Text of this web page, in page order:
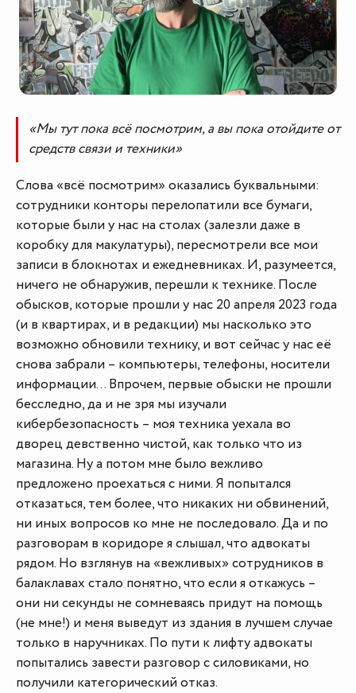
«Мы тут пока всё посмотрим, а вы пока отойдите от
средств связи и техники»
Слова «всё посмотрим» оказались буквальными:
сотрудники конторы перелопатили все бумаги,
которые были у нас на столах (залезли даже в
коробку для макулатуры), пересмотрели все мои
записи в блокнотах и ежедневниках. И, разумеется,
ничего не обнаружив, перешли к технике. После
обысков, которые прошли у нас 20 апреля 2023 года
(и в квартирах, и в редакции) мы насколько это
возможно обновили технику, и вот сейчас у нас её
снова забрали – компьютеры, телефоны, носители
информации… Впрочем, первые обыски не прошли
бесследно, да и не зря мы изучали
кибербезопасность – моя техника уехала во
дворец девственно чистой, как только что из
магазина. Ну а потом мне было вежливо
предложено проехаться с ними. Я попытался
отказаться, тем более, что никаких ни обвинений,
ни иных вопросов ко мне не последовало. Да и по
разговорам в коридоре я слышал, что адвокаты
рядом. Но взглянув на «вежливых» сотрудников в
балаклавах стало понятно, что если я откажусь –
они ни секунды не сомневаясь придут на помощь
(не мне!) и меня выведут из здания в лучшем случае
только в наручниках. По пути к лифту адвокаты
попытались завести разговор с силовиками, но
получили категорический отказ.